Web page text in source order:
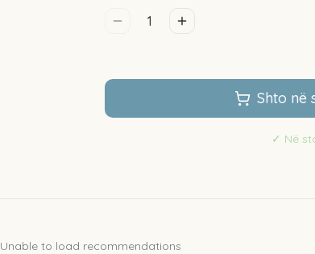
1
Shto në
✓ Në
Unable to load recommendations